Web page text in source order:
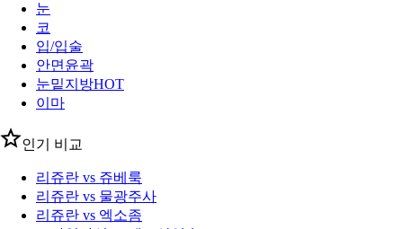
눈
코
입/입술
안면윤곽
눈밑지방HOT
이마
인기 비교
리쥬란 vs 쥬베룩
리쥬란 vs 물광주사
리쥬란 vs 엑소좀